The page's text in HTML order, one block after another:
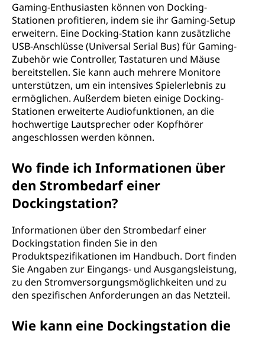
Gaming-Enthusiasten können von Docking-
Stationen profitieren, indem sie ihr Gaming-Setup
erweitern. Eine Docking-Station kann zusätzliche
USB-Anschlüsse (Universal Serial Bus) für Gaming-
Zubehör wie Controller, Tastaturen und Mäuse
bereitstellen. Sie kann auch mehrere Monitore
unterstützen, um ein intensives Spielerlebnis zu
ermöglichen. Außerdem bieten einige Docking-
Stationen erweiterte Audiofunktionen, an die
hochwertige Lautsprecher oder Kopfhörer
angeschlossen werden können.
Wo finde ich Informationen über
den Strombedarf einer
Dockingstation?
Informationen über den Strombedarf einer
Dockingstation finden Sie in den
Produktspezifikationen im Handbuch. Dort finden
Sie Angaben zur Eingangs- und Ausgangsleistung,
zu den Stromversorgungsmöglichkeiten und zu
den spezifischen Anforderungen an das Netzteil.
Wie kann eine Dockingstation die